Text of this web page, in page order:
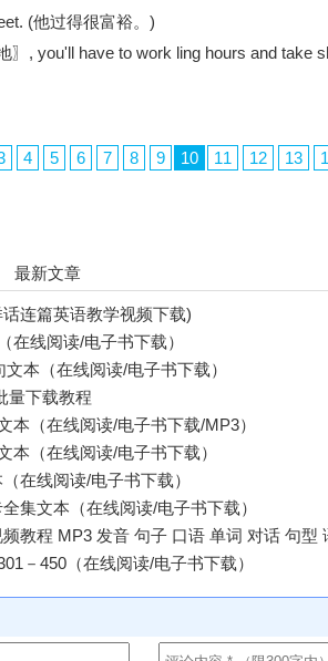
(他过得很富裕。)
〗, you'll have to work ling hours and take
4 5 6 7 8 9 10 11 12 13
最新文章
连篇英语教学视频下载)
在线阅读/电子书下载）
本（在线阅读/电子书下载）
量下载教程
本（在线阅读/电子书下载/MP3）
本（在线阅读/电子书下载）
在线阅读/电子书下载）
集文本（在线阅读/电子书下载）
频教程 MP3 发音 句子 口语 单词 对话 句型
－450（在线阅读/电子书下载）